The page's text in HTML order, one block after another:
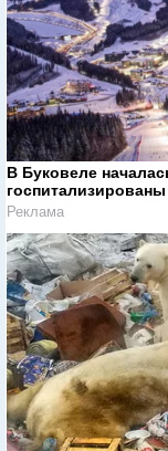
В Буковеле
госпитализированы
Реклама